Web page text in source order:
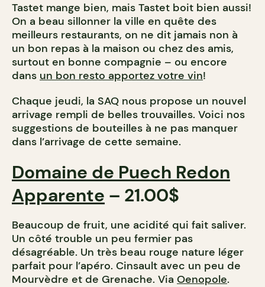
Tastet mange bien, mais Tastet boit bien aussi!
On a beau sillonner la ville en quête des
meilleurs restaurants, on ne dit jamais non à
un bon repas à la maison ou chez des amis,
surtout en bonne compagnie – ou encore
dans un bon resto apportez votre vin!
Chaque jeudi, la SAQ nous propose un nouvel
arrivage rempli de belles trouvailles. Voici nos
suggestions de bouteilles à ne pas manquer
dans l’arrivage de cette semaine.
Domaine de Puech Redon
Apparente – 21.00$
Beaucoup de fruit, une acidité qui fait saliver.
Un côté trouble un peu fermier pas
désagréable. Un très beau rouge nature léger
parfait pour l’apéro. Cinsault avec un peu de
Mourvèdre et de Grenache. Via Oenopole.